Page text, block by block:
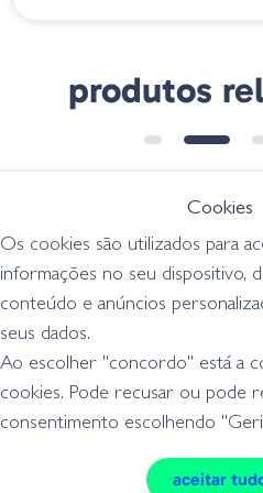
produtos
€ 47.50
Hart Grand Rubber
Stick
acessórios p/ patos
condições de venda
Cookies
Os cookies são utilizados para
informações no seu dispositivo,
conteúdo e anúncios
seus dados.
Ao escolher "concordo" está a
cookies. Pode recusar ou pode
consentimento escolhendo
aceitar